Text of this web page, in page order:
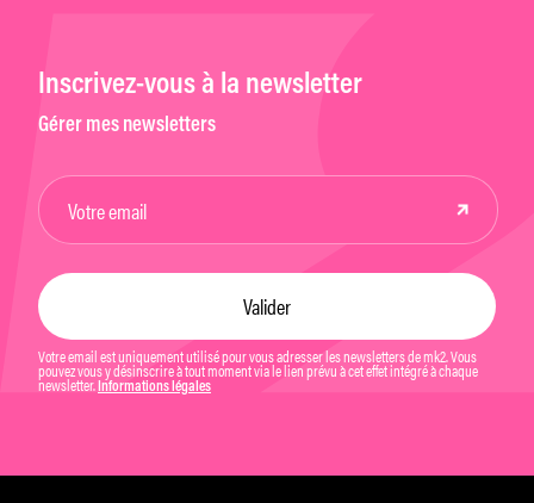
Inscrivez-vous à la newsletter
Gérer mes newsletters
Votre email est uniquement utilisé pour vous adresser les newsletters de mk2. Vous
pouvez vous y désinscrire à tout moment via le lien prévu à cet effet intégré à chaque
newsletter. Informations légales